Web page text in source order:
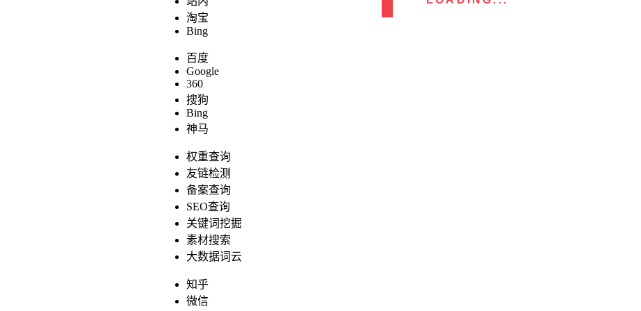
淘宝
Bing
百度
Google
360
搜狗
Bing
神马
权重查询
友链检测
备案查询
SEO查询
关键词挖掘
素材搜索
大数据词云
知乎
微信